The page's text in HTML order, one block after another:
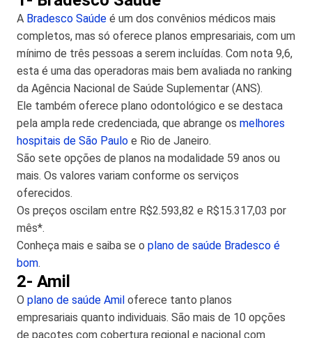
A Bradesco Saúde é um dos convênios médicos mais
completos, mas só oferece planos empresariais, com um
mínimo de três pessoas a serem incluídas. Com nota 9,6,
esta é uma das operadoras mais bem avaliada no ranking
da Agência Nacional de Saúde Suplementar (ANS).
Ele também oferece plano odontológico e se destaca
pela ampla rede credenciada, que abrange os melhores
hospitais de São Paulo e Rio de Janeiro.
São sete opções de planos na modalidade 59 anos ou
mais. Os valores variam conforme os serviços
oferecidos.
Os preços oscilam entre R$2.593,82 e R$15.317,03 por
mês*.
Conheça mais e saiba se o plano de saúde Bradesco é
bom.
2- Amil
O plano de saúde Amil oferece tanto planos
empresariais quanto individuais. São mais de 10 opções
de pacotes com cobertura regional e nacional com